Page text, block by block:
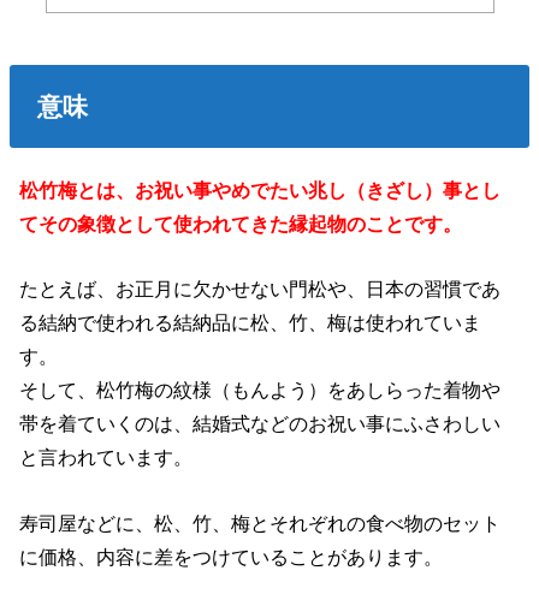
意味
松竹梅とは、お祝い事やめでたい兆し（きざし）事とし
てその象徴として使われてきた縁起物のことです。
たとえば、お正月に欠かせない門松や、日本の習慣であ
る結納で使われる結納品に松、竹、梅は使われていま
す。
そして、松竹梅の紋様（もんよう）をあしらった着物や
帯を着ていくのは、結婚式などのお祝い事にふさわしい
と言われています。
寿司屋などに、松、竹、梅とそれぞれの食べ物のセット
に価格、内容に差をつけていることがあります。